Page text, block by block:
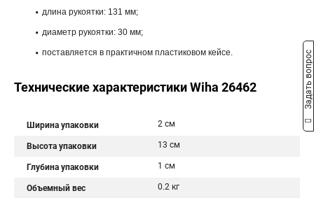
длина рукоятки: 131 мм;
диаметр рукоятки: 30 мм;
поставляется в практичном пластиковом кейсе.
Технические характеристики Wiha 26462
Ширина упаковки 2 см
Высота упаковки 13 см
Глубина упаковки 1 см
Объемный вес 0.2 кг
Задать вопрос